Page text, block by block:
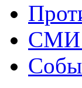
СМИ